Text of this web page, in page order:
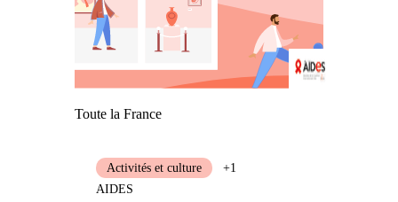
Toute la France
Activités et culture
+1
AIDES